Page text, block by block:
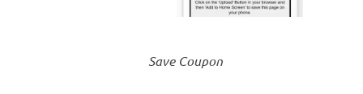
Save Coupon